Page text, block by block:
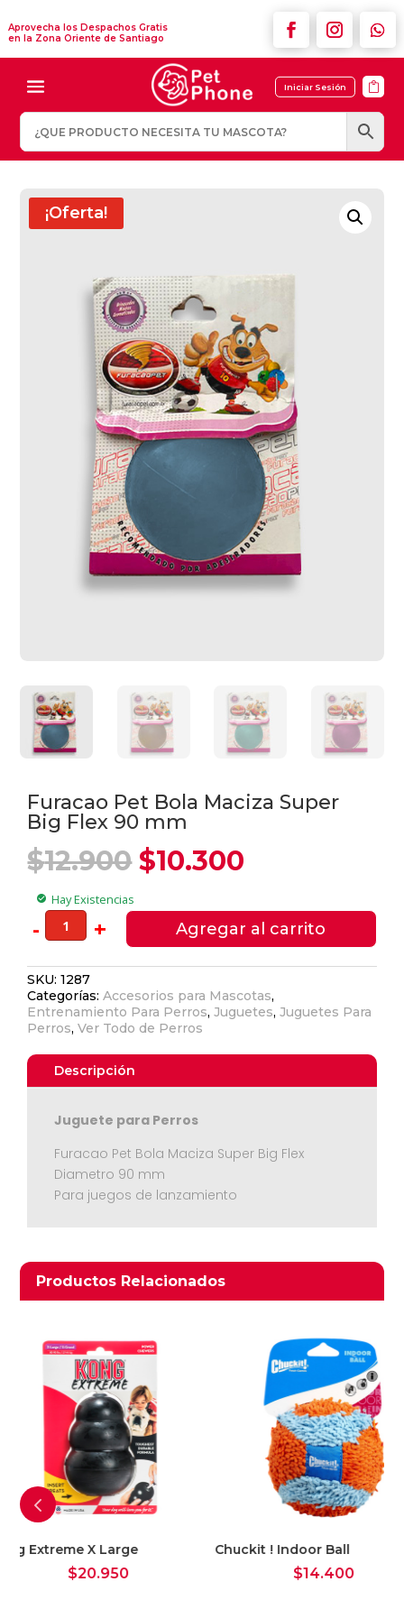
Aprovecha los Despachos Gratis
en la Zona Oriente de Santiago
Iniciar Sesión 
Seguir Comprando
¡Oferta!
Furacao Pet Bola Maciza Super
Big Flex 90 mm
$12.900 El
precio
era:
$12.900.
$10.300
es:
$10.300.
check_circle Hay Existencias
- Furacao
Pet
Maciza
Super
Big
90
mm
+ Agregar al carrito
SKU:1287
Categorías:Accesorios para Mascotas,
Entrenamiento Para Perros,Juguetes,Juguetes Para
Perros,Ver Todo de Perros
Descripción
Juguete para Perros
Furacao Pet Bola Maciza Super Big Flex
Diametro 90 mm
Para juegos de lanzamiento
Productos Relacionados
Productos relacionados
Chuckit ! Indoor Ball